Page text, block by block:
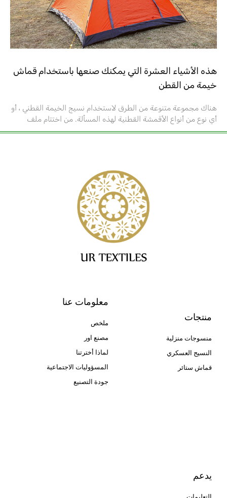
هذه الأشياء العشرة التي يمكنك صنعها باستخدام قماش
خيمة من القطن
هناك مجموعة متنوعة من الطرق لاستخدام نسيج الخيمة القطني ، أو
أي نوع من أنواع الأقمشة القطنية لهذه المسألة. من اختتام ملف
منتجات
منسوجات منزلية
النسيج العسكري
قماش ستائر
معلومات عنا
ملخص
مصنع اور
لماذا أخترتنا
المسؤوليات الاجتماعية
جودة التصنيع
يدعم